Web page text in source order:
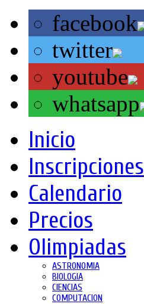
facebook
twitter
youtube
whatsapp
Inicio
Inscripciones
Calendario
Precios
Olimpiadas
ASTRONOMIA
BIOLOGIA
CIENCIAS
COMPUTACION